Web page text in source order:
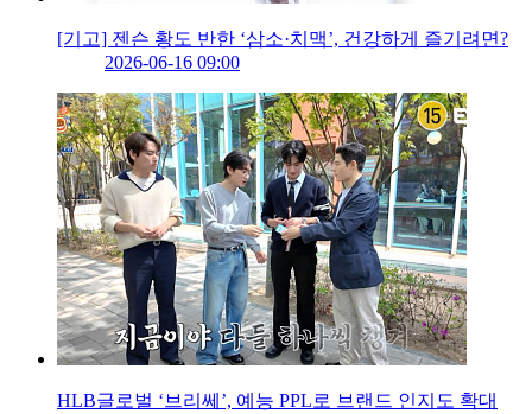
[기고] 젠슨 황도 반한 ‘삼소·치맥’, 건강하게 즐기려면?
2026-06-16 09:00
HLB글로벌 ‘브리쎄’, 예능 PPL로 브랜드 인지도 확대